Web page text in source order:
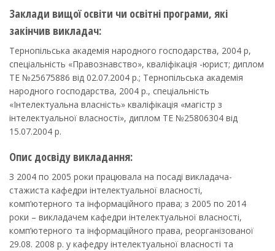
Заклади вищої освіти чи освітні програми, які
закінчив викладач:
Тернопільська академія народного господарства, 2004 р,
спеціальність «Правознавство», кваліфікація -юрист; диплом
ТЕ №25675886 від 02.07.2004 р.; Тернопільська академія
народного господарства, 2004 р., спеціальність
«Інтелектуальна власність» кваліфікація «магістр з
інтелектуальної власності», диплом ТЕ №25806304 від
15.07.2004 р.
Опис досвіду викладання:
З 2004 по 2005 роки працювала на посаді викладача-
стажиста кафедри інтелектуальної власності,
комп’ютерного та інформаційного права; з 2005 по 2014
роки – викладачем кафедри інтелектуальної власності,
комп’ютерного та інформаційного права, реорганізованої
29.08. 2008 р. у кафедру інтелектуальної власності та